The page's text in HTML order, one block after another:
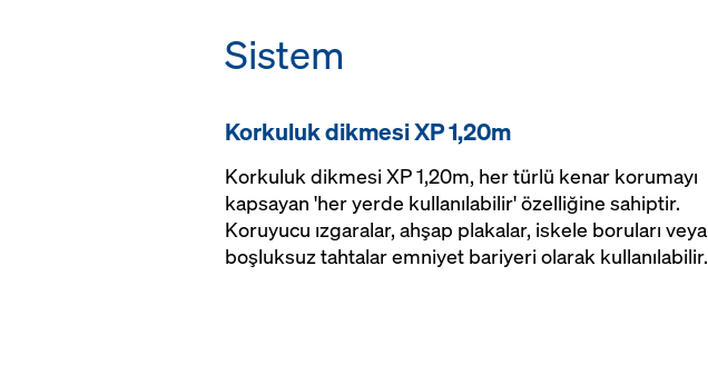
Sistem
Korkuluk dikmesi XP 1,20m
Korkuluk dikmesi XP 1,20m, her türlü kenar korumayı
kapsayan 'her yerde kullanılabilir' özelliğine sahiptir.
Koruyucu ızgaralar, ahşap plakalar, iskele boruları veya
boşluksuz tahtalar emniyet bariyeri olarak kullanılabilir.